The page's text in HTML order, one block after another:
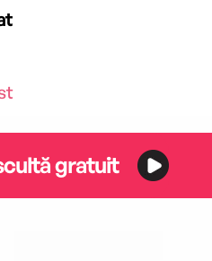
gratuit